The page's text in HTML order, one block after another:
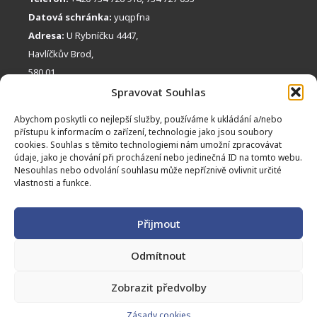
Spravovat Souhlas
Abychom poskytli co nejlepší služby, používáme k ukládání a/nebo
přístupu k informacím o zařízení, technologie jako jsou soubory
cookies. Souhlas s těmito technologiemi nám umožní zpracovávat
údaje, jako je chování při procházení nebo jedinečná ID na tomto webu.
Nesouhlas nebo odvolání souhlasu může nepříznivě ovlivnit určité
vlastnosti a funkce.
Přijmout
Odmítnout
Zobrazit předvolby
Datová schránka: yuqpfna
Adresa: U Rybníčku 4447,
Havlíčkův Brod,
580 01
RYCHLÝ KONTAKT:
TRANSPARENTNÍ BANKOVNÍ ÚČET:
2600 8474 82 / 2010
FACEBOOK
INSTAGRAMOBCHŮDEK MEZI STROMY
© Hospic Mezi stromy, z. s. 2026